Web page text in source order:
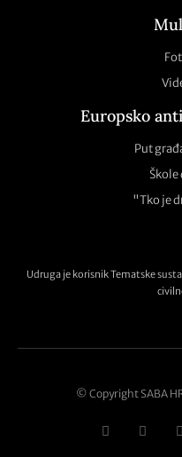
Europsko
Put
"Tko je
Udruga je korisnik Tematske
© Copyright SABA